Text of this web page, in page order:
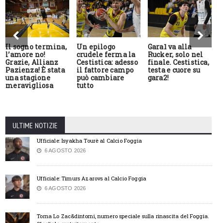
Il sogno termina,
l’amore no!
Grazie, Allianz
Pazienza! È stata
una stagione
meravigliosa
Un epilogo
crudele ferma la
Cestistica: adesso
il fattore campo
può cambiare
tutto
Gara1 va alla
Rucker, solo nel
finale. Cestistica,
testa e cuore su
gara2!
ULTIME NOTIZIE
Ufficiale: Isyakha Tourè al Calcio Foggia
6 AGOSTO 2026
Ufficiale: Timurs Azarovs al Calcio Foggia
6 AGOSTO 2026
Torna Lo Zac&dintorni, numero speciale sulla rinascita del Foggia.